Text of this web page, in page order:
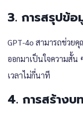
3. การสรุปข้อ
GPT-4o สามารถช่วย
ออกมาเป็นใจความสั้น
เวลาไม่กี่นาที
4. การสร้างบ